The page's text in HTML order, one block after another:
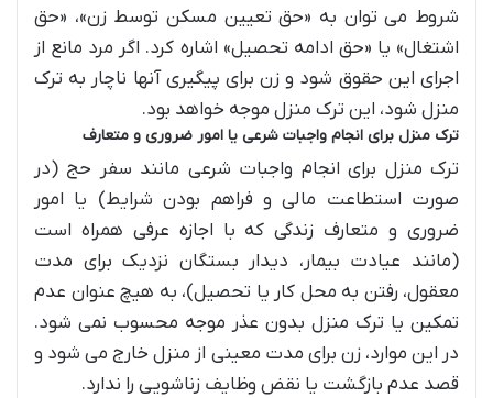
شروط می توان به «حق تعیین مسکن توسط زن»، «حق
اشتغال» یا «حق ادامه تحصیل» اشاره کرد. اگر مرد مانع از
اجرای این حقوق شود و زن برای پیگیری آنها ناچار به ترک
منزل شود، این ترک منزل موجه خواهد بود.
ترک منزل برای انجام واجبات شرعی یا امور ضروری و متعارف
ترک منزل برای انجام واجبات شرعی مانند سفر حج (در
صورت استطاعت مالی و فراهم بودن شرایط) یا امور
ضروری و متعارف زندگی که با اجازه عرفی همراه است
(مانند عیادت بیمار، دیدار بستگان نزدیک برای مدت
معقول، رفتن به محل کار یا تحصیل)، به هیچ عنوان عدم
تمکین یا ترک منزل بدون عذر موجه محسوب نمی شود.
در این موارد، زن برای مدت معینی از منزل خارج می شود و
قصد عدم بازگشت یا نقض وظایف زناشویی را ندارد.